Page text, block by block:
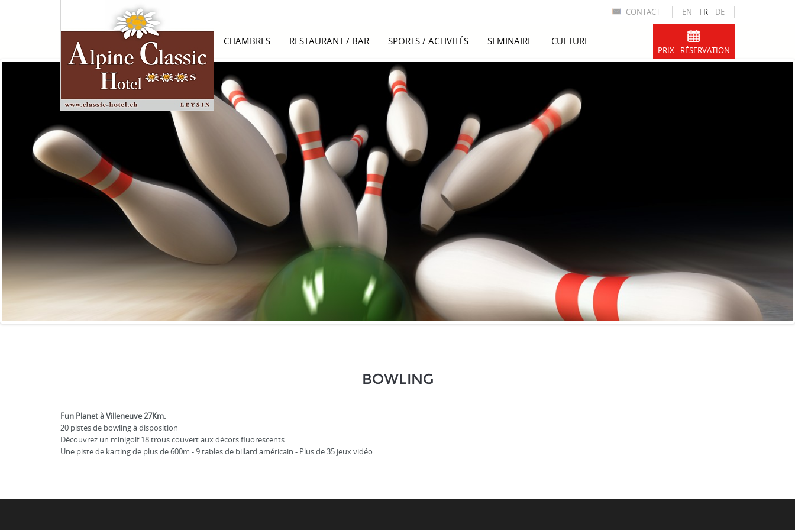
EN FR DE
CONTACT
CHAMBRES RESTAURANT / BAR SPORTS / ACTIVITÉS SEMINAIRE CULTURE
PRIX - RÉSERVATION
BOWLING
Fun Planet à Villeneuve 27Km.
20 pistes de bowling à disposition
Découvrez un minigolf 18 trous couvert aux décors fluorescents
Une piste de karting de plus de 600m - 9 tables de billard américain - Plus de 35 jeux vidéo...